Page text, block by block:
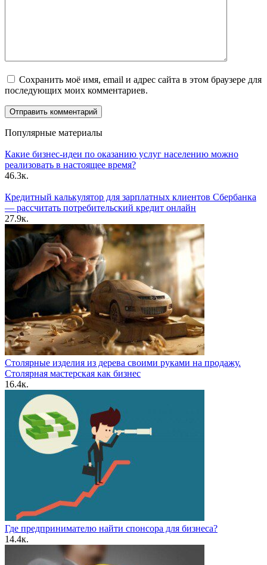
Сохранить моё имя, email и адрес сайта в этом браузере для
последующих моих комментариев.
Популярные материалы
Какие бизнес-идеи по оказанию услуг населению можно
реализовать в настоящее время?
46.3к.
Кредитный калькулятор для зарплатных клиентов Сбербанка
— рассчитать потребительский кредит онлайн
27.9к.
Столярные изделия из дерева своими руками на продажу.
Столярная мастерская как бизнес
16.4к.
Где предпринимателю найти спонсора для бизнеса?
14.4к.